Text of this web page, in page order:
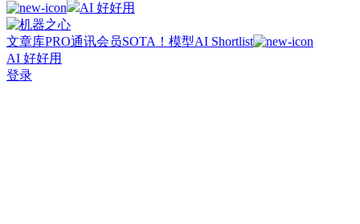
AI 好好用
文章库PRO通讯会员SOTA！模型AI Shortlist
AI 好好用
登录